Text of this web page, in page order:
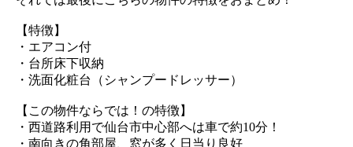
【特徴】
・エアコン付
・台所床下収納
・洗面化粧台（シャンプードレッサー）
【この物件ならでは！の特徴】
・西道路利用で仙台市中心部へは車で約10分！
・南向きの角部屋、窓が多く日当り良好